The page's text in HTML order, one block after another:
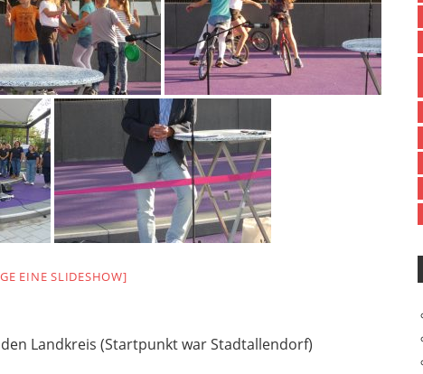
EINE SLIDESHOW]
Landkreis (Startpunkt war Stadtallendorf)